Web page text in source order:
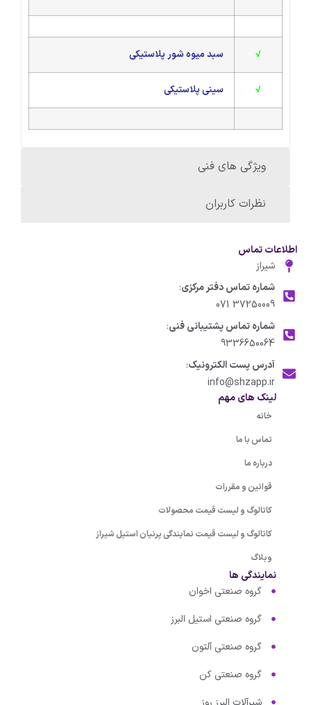
ویژگی های فنی
نظرات کاربران
√ سبد میوه شور پلاستیکی
√ سینی پلاستیکی
اطلاعات تماس
شیراز
شماره تماس دفتر مرکزی:
37250009 071
شماره تماس پشتیبانی فنی:
9336650064
آدرس پست الکترونیک:
info@shzapp.ir
لینک های مهم
خانه
تماس با ما
درباره ما
قوانین و مقررات
کاتالوگ و لیست قیمت محصولات
کاتالوگ و لیست قیمت نمایندگی پرنیان استیل شیراز
وبلاگ
نمایندگی ها
گروه صنعتی اخوان
گروه صنعتی استیل البرز
گروه صنعتی آلتون
گروه صنعتی کن